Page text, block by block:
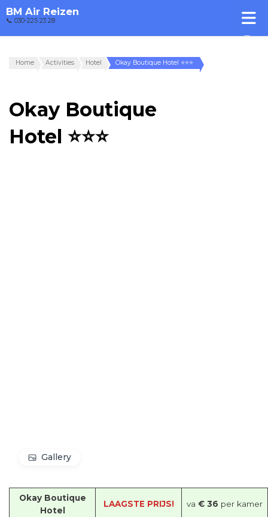
BM Air Reizen
📞 030-225 23 28
Home Activities Hotel Okay Boutique Hotel ⭐⭐⭐
Okay Boutique
Hotel ⭐⭐⭐
Gallery
Okay Boutique
Hotel
LAAGSTE PRIJS! va € 36 per kamer